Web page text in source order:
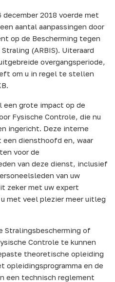
2018 voerde met
aantal aanpassingen door
op de Bescherming tegen
Straling (ARBIS). Uiteraard
overgangsperiode,
om u in regel te stellen
grote impact op de
Fysische Controle, die nu
ingericht. Deze interne
diensthoofd en, waar
voor de
van deze dienst, inclusief
van uw
zeker met uw expert
met veel plezier meer uitleg
Stralingsbescherming of
Controle te kunnen
theoretische opleiding
opleidingsprogramma en de
een technisch reglement